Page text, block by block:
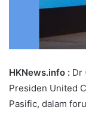
HKNews.info : Dr
Presiden United
Pasific, dalam